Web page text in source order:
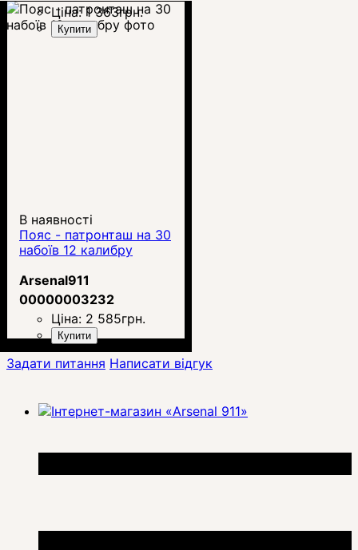
Ціна:1 363грн.
Купити
В наявності
Пояс - патронташ на 30
набоїв 12 калибру
Arsenal911
00000003232
Ціна: 2 585грн.
Купити
Задати питання Написати відгук